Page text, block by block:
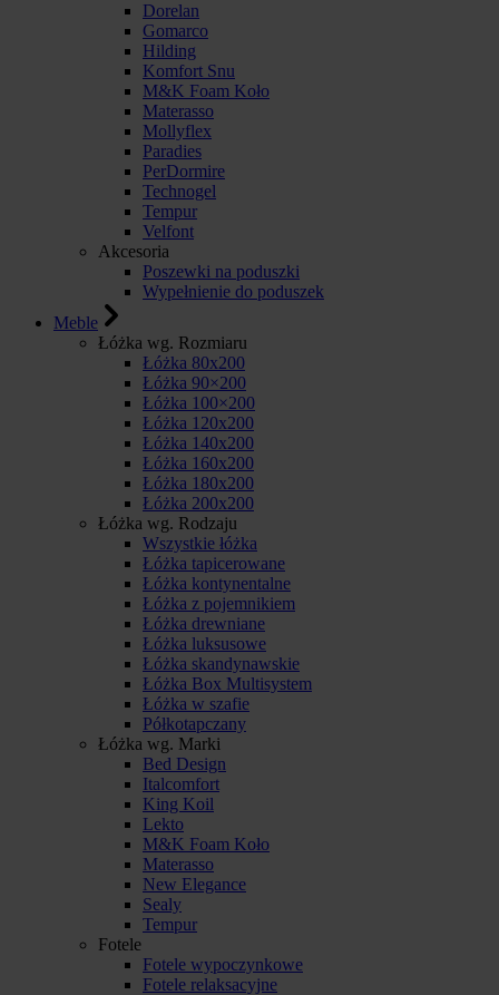
Dorelan
Gomarco
Hilding
Komfort Snu
M&K Foam Koło
Materasso
Mollyflex
Paradies
PerDormire
Technogel
Tempur
Velfont
Akcesoria
Poszewki na poduszki
Wypełnienie do poduszek
Meble
Łóżka wg. Rozmiaru
Łóżka 80x200
Łóżka 90×200
Łóżka 100×200
Łóżka 120x200
Łóżka 140x200
Łóżka 160x200
Łóżka 180x200
Łóżka 200x200
Łóżka wg. Rodzaju
Wszystkie łóżka
Łóżka tapicerowane
Łóżka kontynentalne
Łóżka z pojemnikiem
Łóżka drewniane
Łóżka luksusowe
Łóżka skandynawskie
Łóżka Box Multisystem
Łóżka w szafie
Półkotapczany
Łóżka wg. Marki
Bed Design
Italcomfort
King Koil
Lekto
M&K Foam Koło
Materasso
New Elegance
Sealy
Tempur
Fotele
Fotele wypoczynkowe
Fotele relaksacyjne